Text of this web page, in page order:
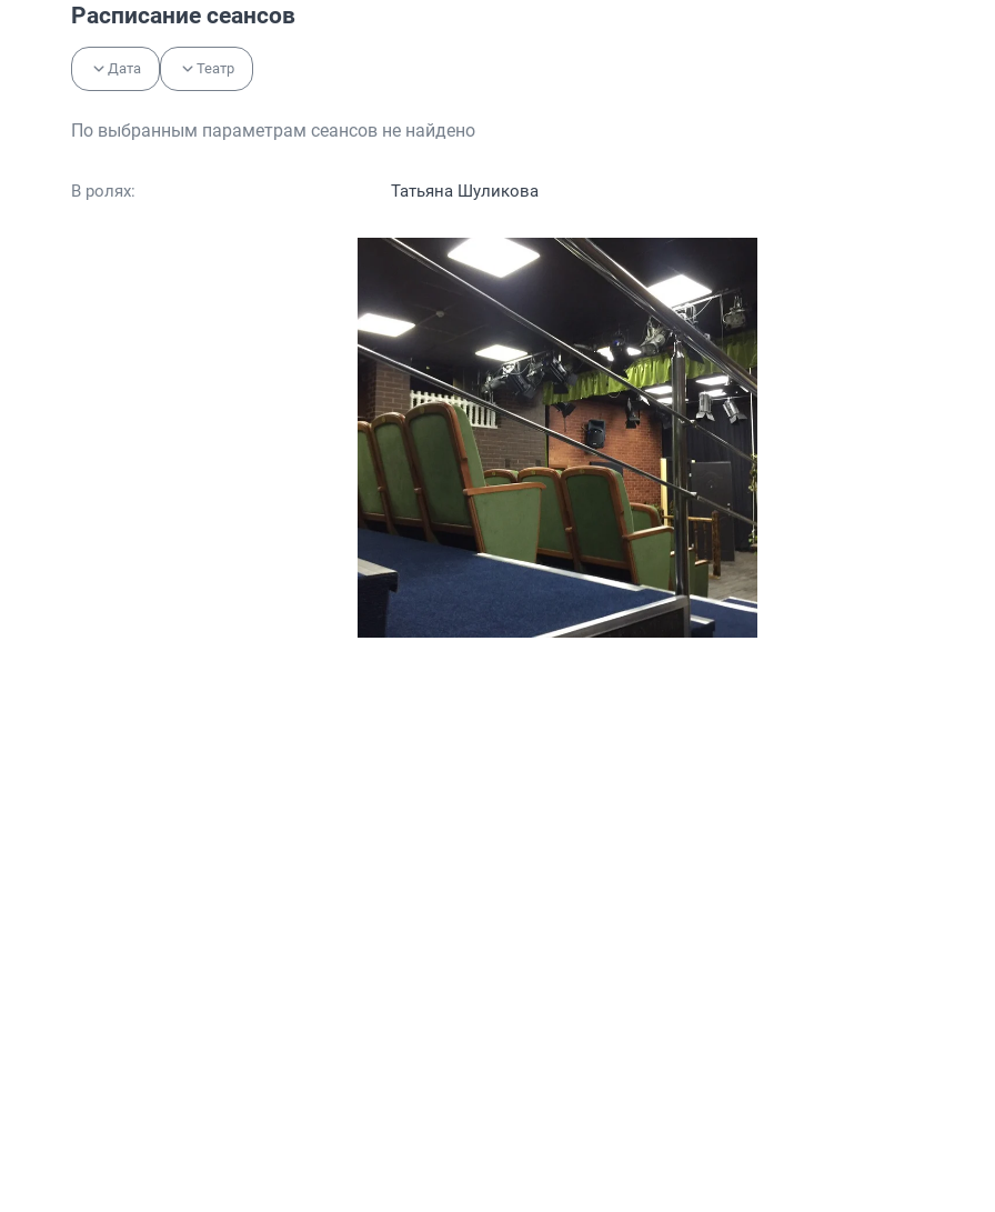
Расписание сеансов
Дата Театр
По выбранным параметрам сеансов не найдено
В ролях: Татьяна Шуликова